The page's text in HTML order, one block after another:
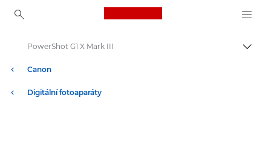
Canon Logo, back to
Canon
Digitální fotoaparáty
PowerShot G1 X Mark III